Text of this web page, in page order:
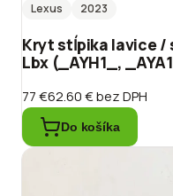
Lexus
2023
Kryt stĺpika lavice /
Lbx (_AYH1_,
77 €62.60 €bez DPH
Do košíka